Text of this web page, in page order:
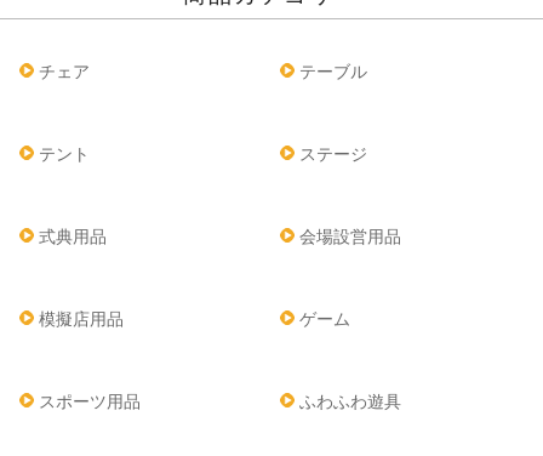
チェア テーブル
テント ステージ
式典用品 会場設営用品
模擬店用品 ゲーム
スポーツ用品 ふわふわ遊具